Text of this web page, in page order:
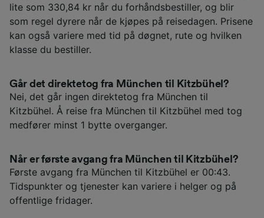
lite som 330,84 kr når du forhåndsbestiller, og blir
som regel dyrere når de kjøpes på reisedagen. Prisene
kan også variere med tid på døgnet, rute og hvilken
klasse du bestiller.
Går det direktetog fra München til Kitzbühel?
Nei, det går ingen direktetog fra München til
Kitzbühel. Å reise fra München til Kitzbühel med tog
medfører minst 1 bytte overganger.
Når er første avgang fra München til Kitzbühel?
Første avgang fra München til Kitzbühel er 00:43.
Tidspunkter og tjenester kan variere i helger og på
offentlige fridager.